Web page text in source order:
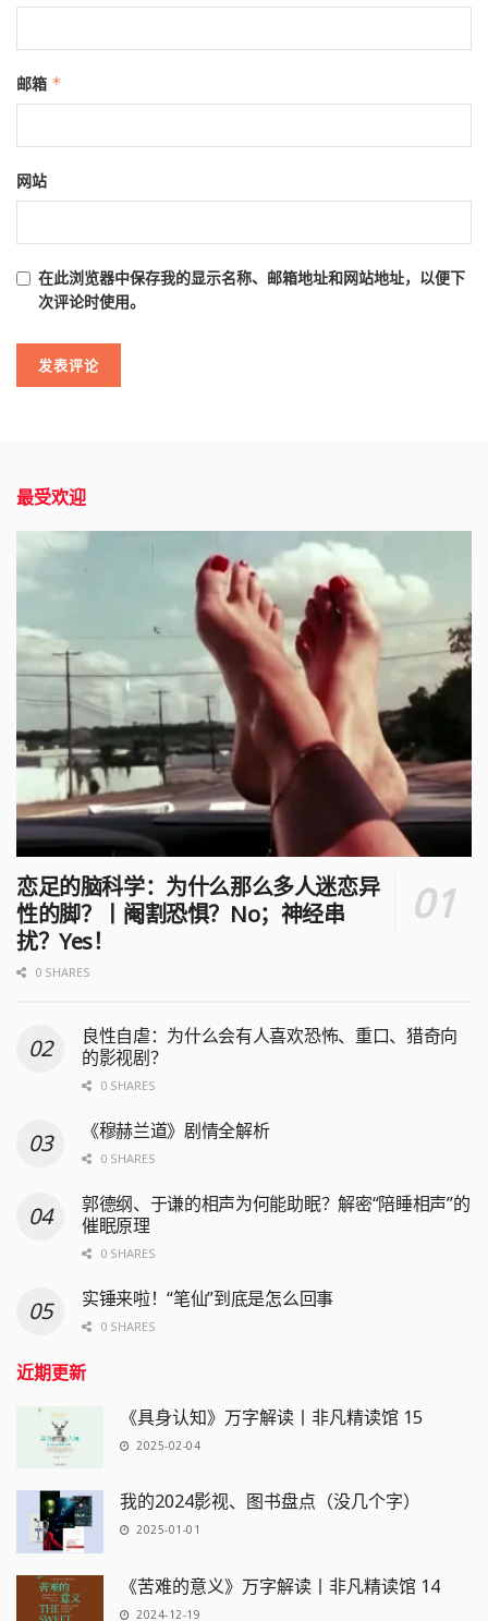
邮箱 *
网站
在此浏览器中保存我的显示名称、邮箱地址和网站地址，以便下
次评论时使用。
最受欢迎
恋足的脑科学：为什么那么多人迷恋异
性的脚？丨阉割恐惧？No；神经串
扰？Yes！
0 SHARES
良性自虐：为什么会有人喜欢恐怖、重口、猎奇向
的影视剧？
0 SHARES
《穆赫兰道》剧情全解析
0 SHARES
郭德纲、于谦的相声为何能助眠？解密“陪睡相声”的
催眠原理
0 SHARES
实锤来啦！“笔仙”到底是怎么回事
0 SHARES
近期更新
《具身认知》万字解读丨非凡精读馆 15
2025-02-04
我的2024影视、图书盘点（没几个字）
2025-01-01
《苦难的意义》万字解读丨非凡精读馆 14
2024-12-19